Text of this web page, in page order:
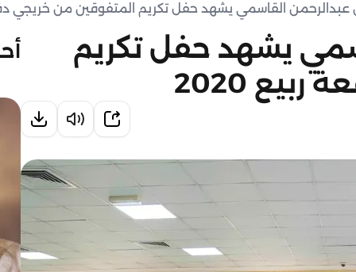
عبدالرحمن القاسمي يشهد حفل تكريم المتفوقين من خريجي دفعة
يشهد حفل تكريم
2020